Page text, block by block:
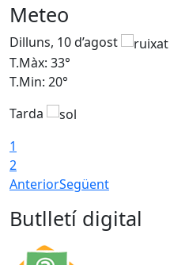
Meteo
Dilluns, 10 d’agost
T.Màx: 33°
T.Min: 20°
Tarda
1
2
AnteriorSegüent
Butlletí digital